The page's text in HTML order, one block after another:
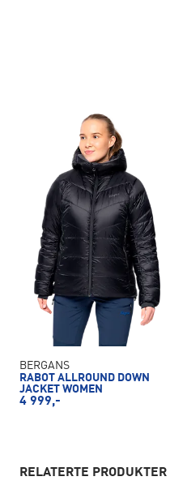
BERGANS
RABOT ALLROUND DOWN
JACKET WOMEN
4 999,-
RELATERTE PRODUKTER